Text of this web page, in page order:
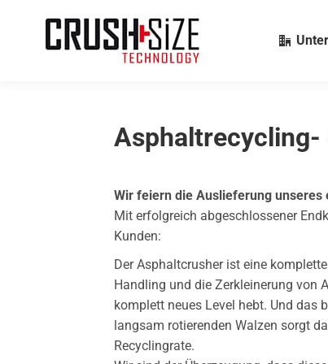
Asphaltrecycling-
Wir feiern die Auslieferung unseres
Mit erfolgreich abgeschlossener
Kunden:
Der Asphaltcrusher ist eine
Handling und die Zerkleinerung von
komplett neues Level hebt. Und das
langsam rotierenden Walzen sorgt
Recyclingrate.